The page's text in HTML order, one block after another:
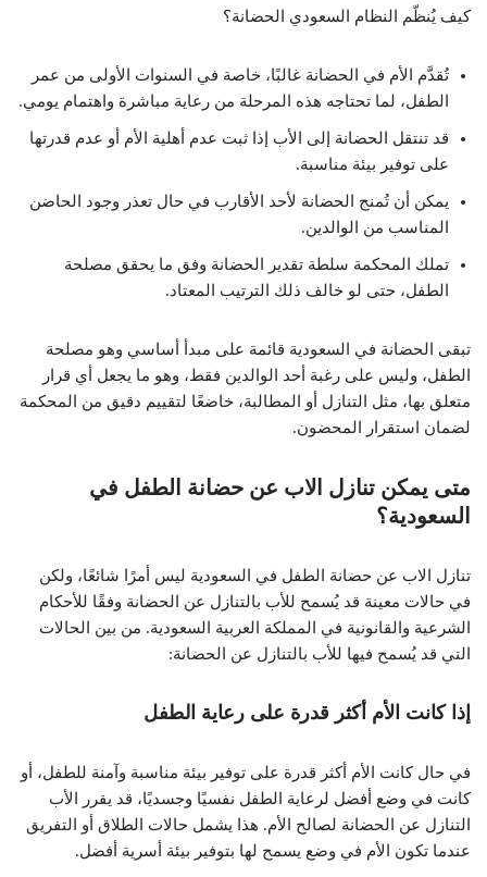
كيف يُنظّم النظام السعودي الحضانة؟
تُقدَّم الأم في الحضانة غالبًا، خاصة في السنوات الأولى من عمر
الطفل، لما تحتاجه هذه المرحلة من رعاية مباشرة واهتمام يومي.
قد تنتقل الحضانة إلى الأب إذا ثبت عدم أهلية الأم أو عدم قدرتها
على توفير بيئة مناسبة.
يمكن أن تُمنح الحضانة لأحد الأقارب في حال تعذر وجود الحاضن
المناسب من الوالدين.
تملك المحكمة سلطة تقدير الحضانة وفق ما يحقق مصلحة
الطفل، حتى لو خالف ذلك الترتيب المعتاد.
تبقى الحضانة في السعودية قائمة على مبدأ أساسي وهو مصلحة
الطفل، وليس على رغبة أحد الوالدين فقط، وهو ما يجعل أي قرار
متعلق بها، مثل التنازل أو المطالبة، خاضعًا لتقييم دقيق من المحكمة
لضمان استقرار المحضون.
متى يمكن تنازل الاب عن حضانة الطفل في
السعودية؟
تنازل الاب عن حضانة الطفل في السعودية ليس أمرًا شائعًا، ولكن
في حالات معينة قد يُسمح للأب بالتنازل عن الحضانة وفقًا للأحكام
الشرعية والقانونية في المملكة العربية السعودية. من بين الحالات
التي قد يُسمح فيها للأب بالتنازل عن الحضانة:
إذا كانت الأم أكثر قدرة على رعاية الطفل
في حال كانت الأم أكثر قدرة على توفير بيئة مناسبة وآمنة للطفل، أو
كانت في وضع أفضل لرعاية الطفل نفسيًا وجسديًا، قد يقرر الأب
التنازل عن الحضانة لصالح الأم. هذا يشمل حالات الطلاق أو التفريق
عندما تكون الأم في وضع يسمح لها بتوفير بيئة أسرية أفضل.